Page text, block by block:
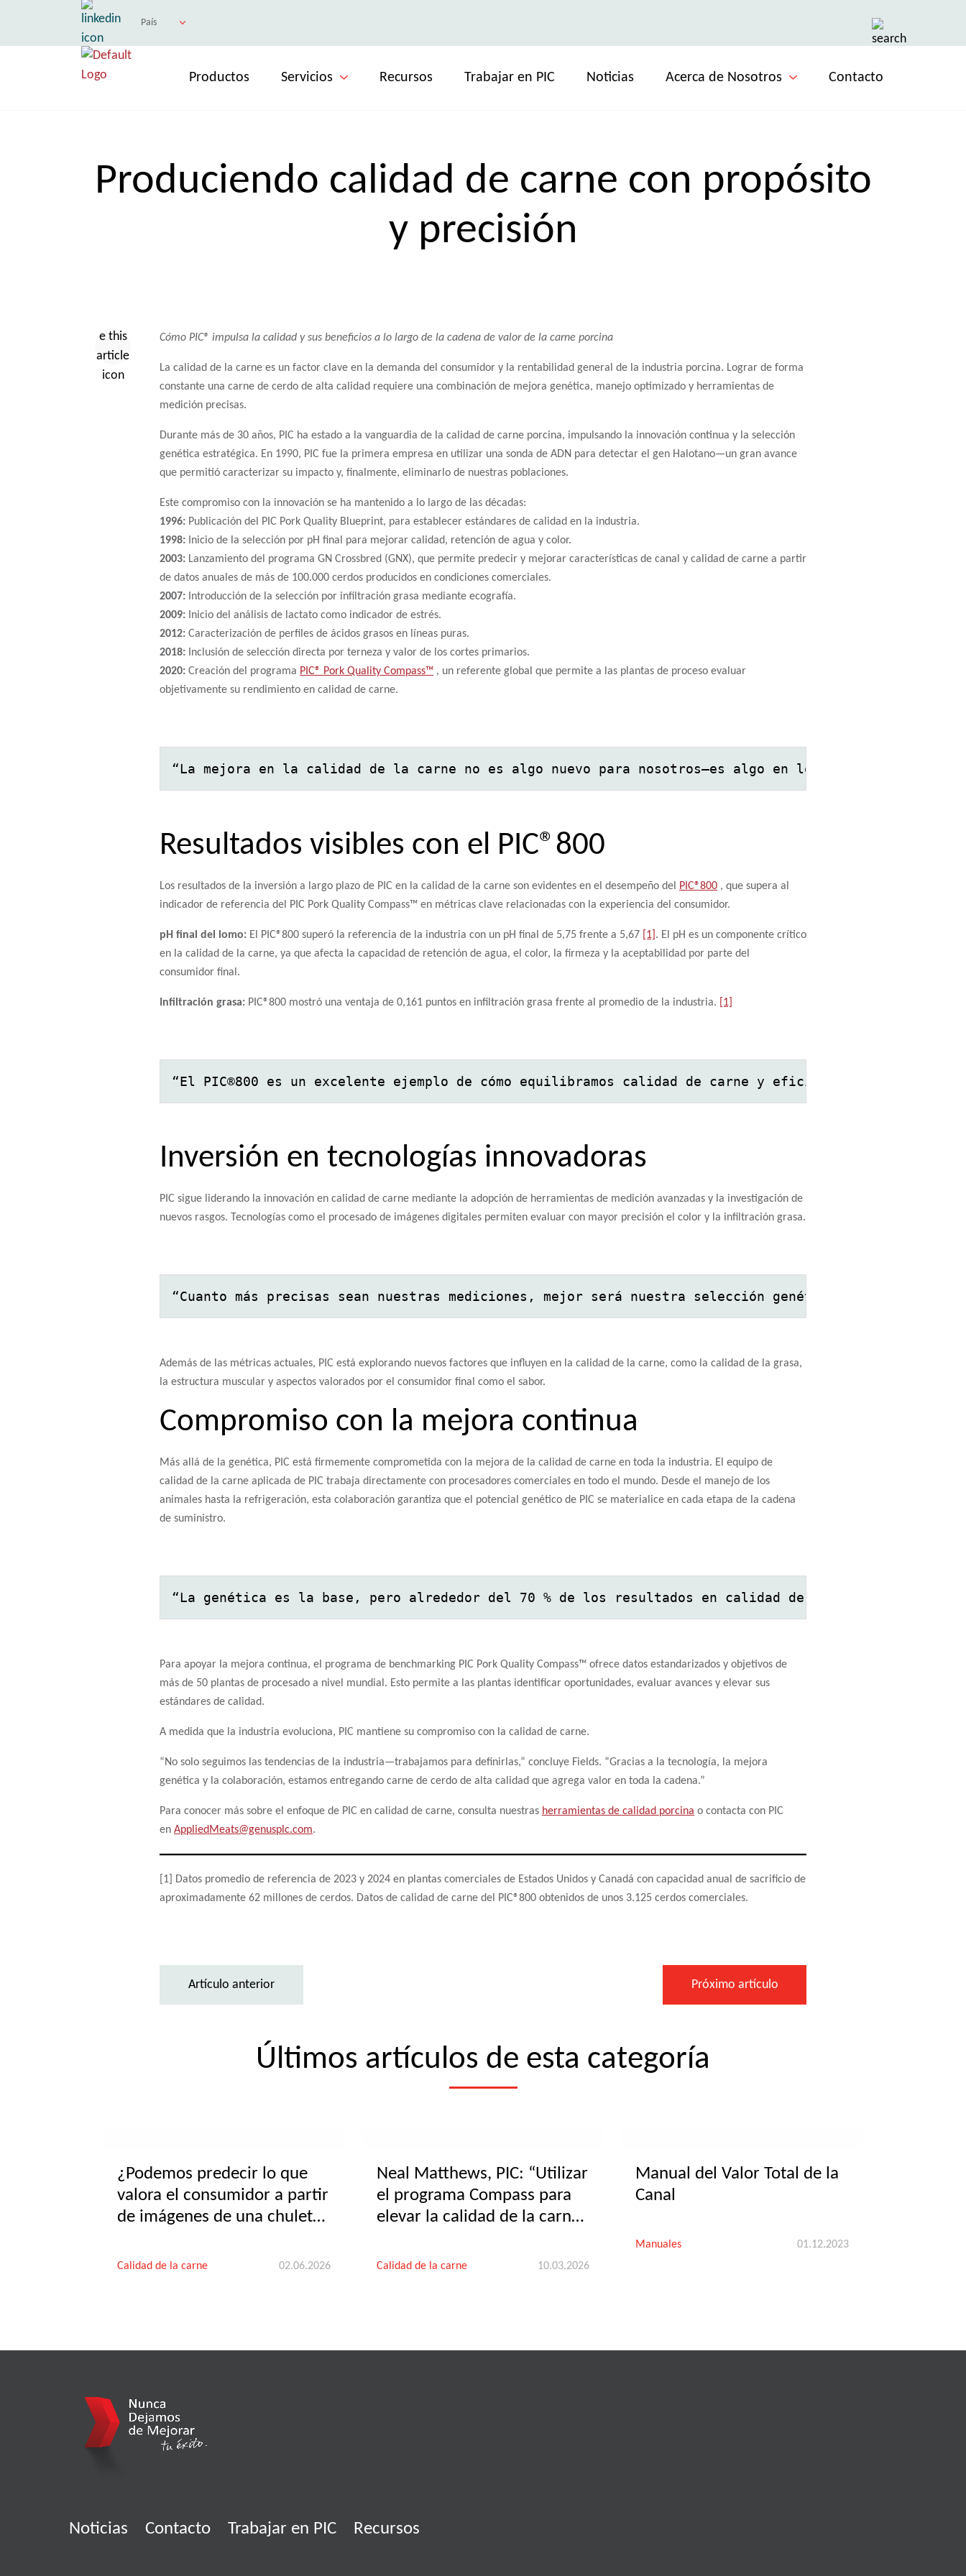
País
Productos Servicios Recursos Trabajar en PIC Noticias Acerca de Nosotros Contacto
Produciendo calidad de carne con propósito
y precisión
Cómo PIC® impulsa la calidad y sus beneficios a lo largo de la cadena de valor de la carne porcina
La calidad de la carne es un factor clave en la demanda del consumidor y la rentabilidad general de la industria porcina. Lograr de forma
constante una carne de cerdo de alta calidad requiere una combinación de mejora genética, manejo optimizado y herramientas de
medición precisas.
Durante más de 30 años, PIC ha estado a la vanguardia de la calidad de carne porcina, impulsando la innovación continua y la selección
genética estratégica. En 1990, PIC fue la primera empresa en utilizar una sonda de ADN para detectar el gen Halotano—un gran avance
que permitió caracterizar su impacto y, finalmente, eliminarlo de nuestras poblaciones.
Este compromiso con la innovación se ha mantenido a lo largo de las décadas:
1996: Publicación del PIC Pork Quality Blueprint, para establecer estándares de calidad en la industria.
1998: Inicio de la selección por pH final para mejorar calidad, retención de agua y color.
2003: Lanzamiento del programa GN Crossbred (GNX), que permite predecir y mejorar características de canal y calidad de carne a partir
de datos anuales de más de 100.000 cerdos producidos en condiciones comerciales.
2007: Introducción de la selección por infiltración grasa mediante ecografía.
2009: Inicio del análisis de lactato como indicador de estrés.
2012: Caracterización de perfiles de ácidos grasos en líneas puras.
2018: Inclusión de selección directa por terneza y valor de los cortes primarios.
2020: Creación del programa PIC® Pork Quality Compass™ , un referente global que permite a las plantas de proceso evaluar
objetivamente su rendimiento en calidad de carne.
“La mejora en la calidad de la carne no es algo nuevo para nosotros—es algo en lo que hemos
Resultados visibles con el PIC®800
Los resultados de la inversión a largo plazo de PIC en la calidad de la carne son evidentes en el desempeño del PIC®800 , que supera al
indicador de referencia del PIC Pork Quality Compass™ en métricas clave relacionadas con la experiencia del consumidor.
pH final del lomo: El PIC®800 superó la referencia de la industria con un pH final de 5,75 frente a 5,67 [1] . El pH es un componente crítico
en la calidad de la carne, ya que afecta la capacidad de retención de agua, el color, la firmeza y la aceptabilidad por parte del
consumidor final.
Infiltración grasa: PIC®800 mostró una ventaja de 0,161 puntos en infiltración grasa frente al promedio de la industria. [1]
“El PIC®800 es un excelente ejemplo de cómo equilibramos calidad de carne y eficiencia,” señala
Inversión en tecnologías innovadoras
PIC sigue liderando la innovación en calidad de carne mediante la adopción de herramientas de medición avanzadas y la investigación de
nuevos rasgos. Tecnologías como el procesado de imágenes digitales permiten evaluar con mayor precisión el color y la infiltración grasa.
“Cuanto más precisas sean nuestras mediciones, mejor será nuestra selección genética. Estas
Además de las métricas actuales, PIC está explorando nuevos factores que influyen en la calidad de la carne, como la calidad de la grasa,
la estructura muscular y aspectos valorados por el consumidor final como el sabor.
Compromiso con la mejora continua
Más allá de la genética, PIC está firmemente comprometida con la mejora de la calidad de carne en toda la industria. El equipo de
calidad de la carne aplicada de PIC trabaja directamente con procesadores comerciales en todo el mundo. Desde el manejo de los
animales hasta la refrigeración, esta colaboración garantiza que el potencial genético de PIC se materialice en cada etapa de la cadena
de suministro.
“La genética es la base, pero alrededor del 70 % de los resultados en calidad de carne están
Para apoyar la mejora continua, el programa de benchmarking PIC Pork Quality Compass™ ofrece datos estandarizados y objetivos de
más de 50 plantas de procesado a nivel mundial. Esto permite a las plantas identificar oportunidades, evaluar avances y elevar sus
estándares de calidad.
A medida que la industria evoluciona, PIC mantiene su compromiso con la calidad de carne.
“No solo seguimos las tendencias de la industria—trabajamos para definirlas,” concluye Fields. “Gracias a la tecnología, la mejora
genética y la colaboración, estamos entregando carne de cerdo de alta calidad que agrega valor en toda la cadena.”
Para conocer más sobre el enfoque de PIC en calidad de carne, consulta nuestras herramientas de calidad porcina o contacta con PIC
en AppliedMeats@genusplc.com.
[1] Datos promedio de referencia de 2023 y 2024 en plantas comerciales de Estados Unidos y Canadá con capacidad anual de sacrificio de
aproximadamente 62 millones de cerdos. Datos de calidad de carne del PIC®800 obtenidos de unos 3.125 cerdos comerciales.
Artículo anterior Próximo artículo
Últimos artículos de esta categoría
¿Podemos predecir lo que
valora el consumidor a partir
de imágenes de una chuleta
Calidad de la carne 02.06.2026
Neal Matthews, PIC: “Utilizar
el programa Compass para
elevar la calidad de la carne
Calidad de la carne 10.03.2026
Manual del Valor Total de la
Canal
Manuales 01.12.2023
Noticias Contacto Trabajar en PIC Recursos